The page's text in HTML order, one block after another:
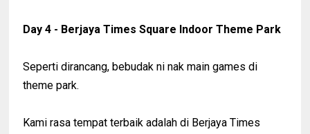
Day 4 - Berjaya Times Square Indoor Theme Park
Seperti dirancang, bebudak ni nak main games di
theme park.
Kami rasa tempat terbaik adalah di Berjaya Times